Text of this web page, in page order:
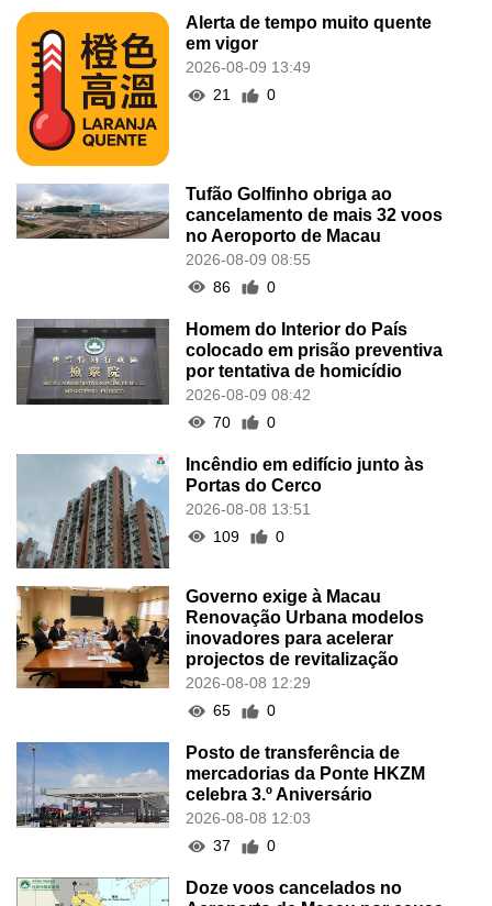
Alerta de tempo muito quente
em vigor
2026-08-09 13:49
21
0
Tufão Golfinho obriga ao
cancelamento de mais 32 voos
no Aeroporto de Macau
2026-08-09 08:55
86
0
Homem do Interior do País
colocado em prisão preventiva
por tentativa de homicídio
2026-08-09 08:42
70
0
Incêndio em edifício junto às
Portas do Cerco
2026-08-08 13:51
109
0
Governo exige à Macau
Renovação Urbana modelos
inovadores para acelerar
projectos de revitalização
2026-08-08 12:29
65
0
Posto de transferência de
mercadorias da Ponte HKZM
celebra 3.º Aniversário
2026-08-08 12:03
37
0
Doze voos cancelados no